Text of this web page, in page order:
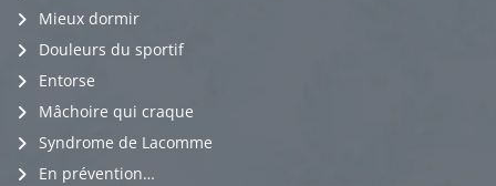
Mieux dormir
Douleurs du sportif
Entorse
Mâchoire qui craque
Syndrome de Lacomme
En prévention…